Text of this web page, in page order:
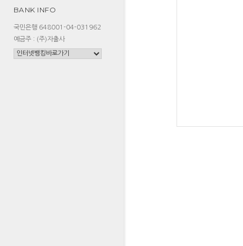
BANK INFO
국민은행 648001-04-031962
예금주 : (주)자출사